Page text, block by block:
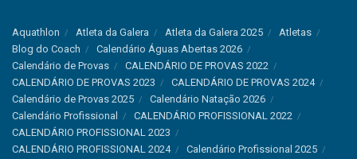
Aquathlon Atleta da Galera Atleta da Galera 2025
Atletas
Blog do Coach
Calendário Águas Abertas 2026
Calendário de Provas
CALENDÁRIO DE PROVAS 2022
CALENDÁRIO DE PROVAS 2023
CALENDÁRIO DE PROVAS 2024
Calendário de Provas 2025
Calendário Natação 2026
Calendário Profissional
CALENDÁRIO PROFISSIONAL 2022
CALENDÁRIO PROFISSIONAL 2023
CALENDÁRIO PROFISSIONAL 2024
Calendário Profissional 2025